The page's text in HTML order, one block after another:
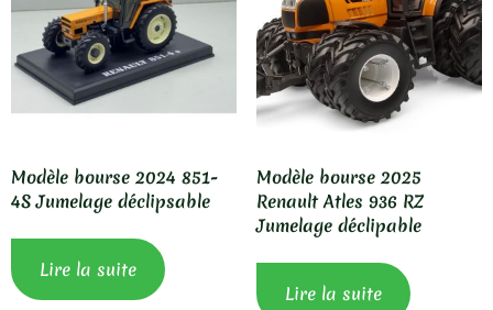
Modèle bourse 2024 851-
4S Jumelage déclipsable
Lire la suite
Modèle bourse 2025
Renault Atles 936 RZ
Jumelage déclipable
Lire la suite